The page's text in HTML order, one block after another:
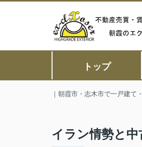
トップ
｜朝霞市・志木市で一戸建て
イラン情勢と中